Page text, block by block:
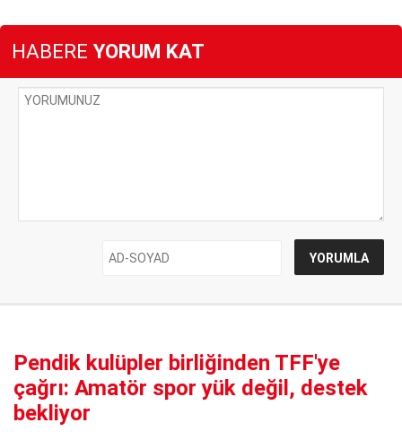
HABERE YORUM KAT
Pendik kulüpler birliğinden TFF'ye
çağrı: Amatör spor yük değil, destek
bekliyor